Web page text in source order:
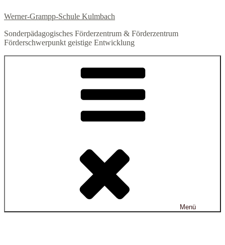
Inhalt
Werner-Grampp-Schule Kulmbach
Sonderpädagogisches Förderzentrum & Förderzentrum
Förderschwerpunkt geistige Entwicklung
Menü